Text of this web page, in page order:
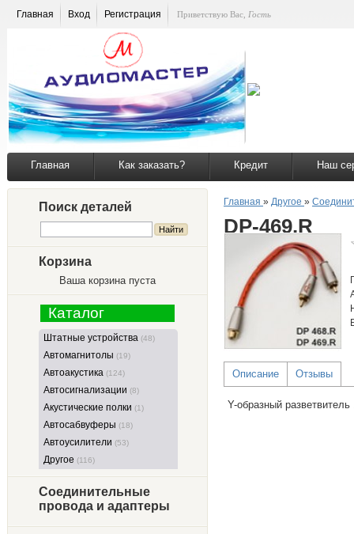
Главная Вход Регистрация Приветствую Вас Гость
Главная Как заказать? Кредит Наш
Поиск деталей
Корзина
Ваша корзина пуста
Каталог
Штатные устройства (48)
Автомагнитолы (19)
Автоакустика (124)
Автосигнализации (8)
Акустические полки (1)
Автосабвуферы (18)
Автоусилители (53)
Другое (116)
Соединительные
провода и адаптеры
Главная » Другое »
DP-469.R
Описание Отзывы
Y-образный